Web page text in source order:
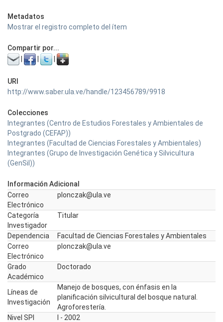
Metadatos
Mostrar el registro completo del ítem
Compartir por...
URI
http://www.saber.ula.ve/handle/123456789/9918
Colecciones
Integrantes (Centro de Estudios Forestales y Ambientales de
Postgrado (CEFAP))
Integrantes (Facultad de Ciencias Forestales y Ambientales)
Integrantes (Grupo de Investigación Genética y Silvicultura
(GenSil))
Información Adicional
Correo
Electrónico
plonczak@ula.ve
Categoría
Investigador
Titular
Dependencia
Facultad de Ciencias Forestales y Ambientales
Correo
Electrónico
plonczak@ula.ve
Grado
Académico
Doctorado
Líneas de
Investigación
Manejo de bosques, con énfasis en la
planificación silvicultural del bosque natural.
Agroforestería.
Nivel SPI
I - 2002